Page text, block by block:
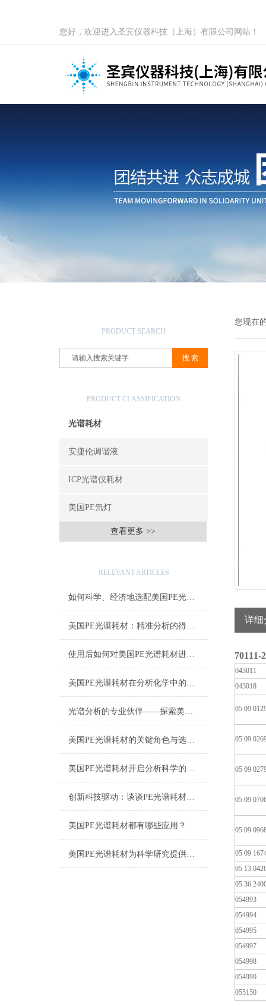
您好，欢迎进入圣宾仪器科技（上海）有限公司网站！
PRODUCT SEARCH
PRODUCT CLASSIFICATION
光谱耗材
安捷伦调谐液
ICP光谱仪耗材
美国PE氘灯
查看更多 >>
RELEVANT ARTICLES
如何科学、经济地选配美国PE光谱耗材？
美国PE光谱耗材：精准分析的得力助手
使用后如何对美国PE光谱耗材进行正确的清洁和保养？
美国PE光谱耗材在分析化学中的多样化应用与技术进展
光谱分析的专业伙伴——探索美国PE光谱耗材的世界
美国PE光谱耗材的关键角色与选择指南
美国PE光谱耗材开启分析科学的新篇章
创新科技驱动：谈谈PE光谱耗材的应用与发展
美国PE光谱耗材都有哪些应用？
美国PE光谱耗材为科学研究提供有效的支持
您现在
详细
70111-
043011
043018
05 09
05 09
05 09
05 09
05 09
05 09
05 13
05 36
054993
054994
054995
054997
054998
054999
055150